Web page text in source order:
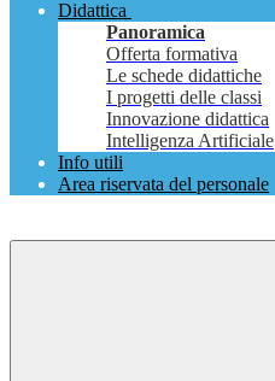
Didattica
Panoramica
Offerta formativa
Le schede didattiche
I progetti delle classi
Innovazione didattica
Intelligenza Artificiale
Info utili
Area riservata del personale